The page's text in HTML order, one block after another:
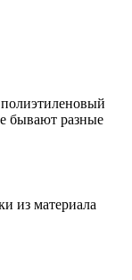
бывают разные
из материала